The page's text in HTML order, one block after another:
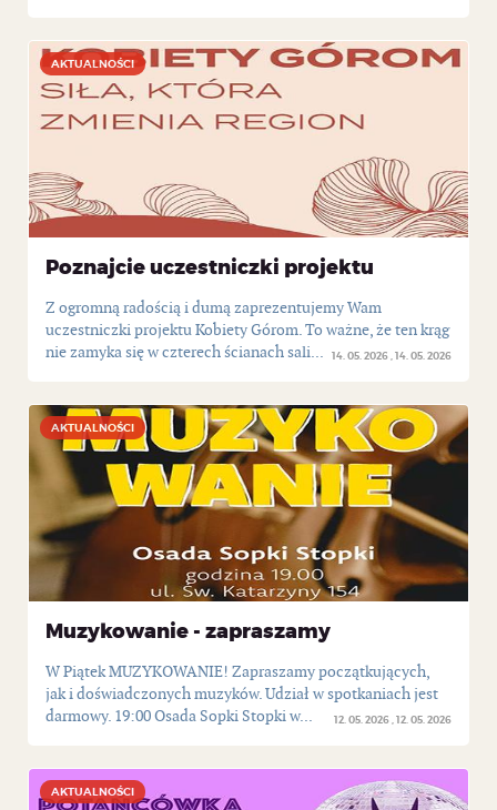
Poznajcie uczestniczki projektu
AKTUALNOŚCI
14. 05. 2026 14. 05. 2026
Z ogromną radością i dumą zaprezentujemy Wam
uczestniczki projektu Kobiety Górom. To ważne, że ten krąg
nie zamyka się w czterech ścianach sali...
AKTUALNOŚCI
Muzykowanie - zapraszamy
AKTUALNOŚCI
12. 05. 2026 12. 05. 2026
W Piątek MUZYKOWANIE! Zapraszamy początkujących,
jak i doświadczonych muzyków. Udział w spotkaniach jest
darmowy. 19:00 Osada Sopki Stopki w...
AKTUALNOŚCI
AKTUALNOŚCI
AKTUALNOŚCI